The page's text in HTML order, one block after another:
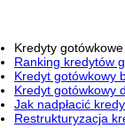
Kredyty gotówkowe
Ranking kredytów
Kredyt gotówkowy
Kredyt gotówkowy
Jak nadpłacić
Restrukturyzacja